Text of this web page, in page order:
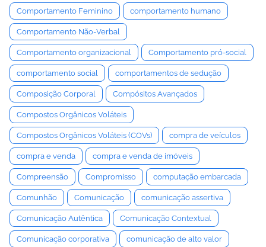
Comportamento Feminino comportamento humano
Comportamento Não-Verbal
Comportamento organizacional Comportamento pró-social
comportamento social comportamentos de sedução
Composição Corporal Compósitos Avançados
Compostos Orgânicos Voláteis
Compostos Orgânicos Voláteis (COVs) compra de veículos
compra e venda compra e venda de imóveis
Compreensão Compromisso computação embarcada
Comunhão Comunicação comunicação assertiva
Comunicação Autêntica Comunicação Contextual
Comunicação corporativa comunicação de alto valor